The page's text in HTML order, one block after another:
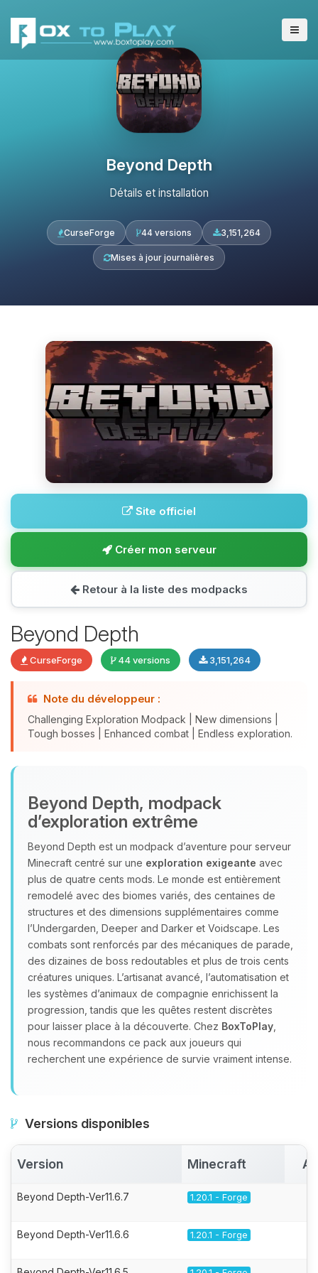
Beyond Depth
Détails et installation
CurseForge 44 versions 3,151,264
Mises à jour journalières
Site officiel
Créer mon serveur
Retour à la liste des modpacks
Beyond Depth
CurseForge 44 versions 3,151,264
Note du développeur :
Challenging Exploration Modpack | New dimensions |
Tough bosses | Enhanced combat | Endless exploration.
Beyond Depth, modpack
d’exploration extrême
Beyond Depth est un modpack d’aventure pour serveur
Minecraft centré sur une exploration exigeante avec
plus de quatre cents mods. Le monde est entièrement
remodelé avec des biomes variés, des centaines de
structures et des dimensions supplémentaires comme
l’Undergarden, Deeper and Darker et Voidscape. Les
combats sont renforcés par des mécaniques de parade,
des dizaines de boss redoutables et plus de trois cents
créatures uniques. L’artisanat avancé, l’automatisation et
les systèmes d’animaux de compagnie enrichissent la
progression, tandis que les quêtes restent discrètes
pour laisser place à la découverte. Chez BoxToPlay
nous recommandons ce pack aux joueurs qui
recherchent une expérience de survie vraiment intense.
Versions disponibles
Version Minecraft
Beyond Depth-Ver11.6.7 1.20.1 - Forge
Beyond Depth-Ver11.6.6 1.20.1 - Forge
parler ! Moi c’est Choupy, ton petit
assistant BoxToPlay. Dis-moi ce dont
petits circuits pour t’aider.
09/08/2026 à 12:42